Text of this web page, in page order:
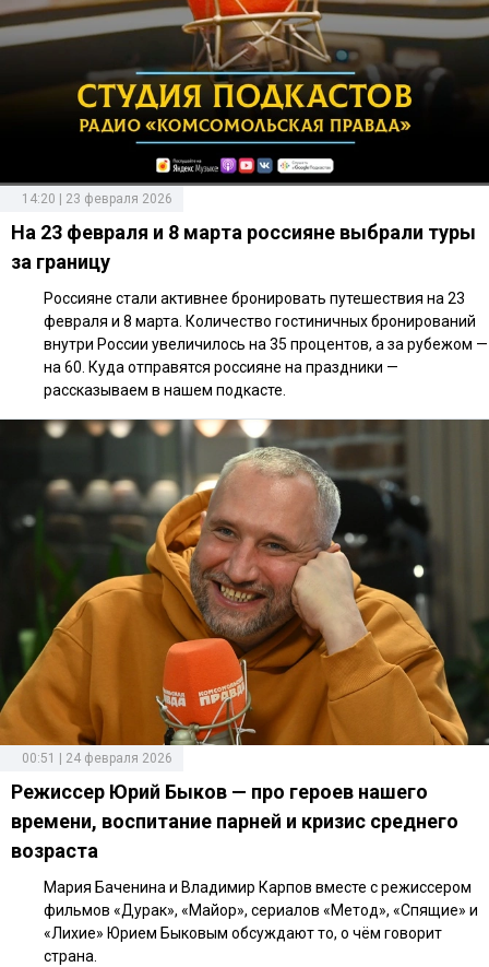
14:20 | 23 февраля 2026
На 23 февраля и 8 марта россияне выбрали туры
за границу
Россияне стали активнее бронировать путешествия на 23
февраля и 8 марта. Количество гостиничных бронирований
внутри России увеличилось на 35 процентов, а за рубежом —
на 60. Куда отправятся россияне на праздники —
рассказываем в нашем подкасте.
00:51 | 24 февраля 2026
Режиссер Юрий Быков — про героев нашего
времени, воспитание парней и кризис среднего
возраста
Мария Баченина и Владимир Карпов вместе с режиссером
фильмов «Дурак», «Майор», сериалов «Метод», «Спящие» и
«Лихие» Юрием Быковым обсуждают то, о чём говорит
страна.